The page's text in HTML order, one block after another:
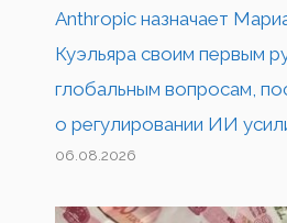
Anthropic назначает
Куэльяра своим первым
глобальным вопросам,
о регулировании ИИ
06.08.2026